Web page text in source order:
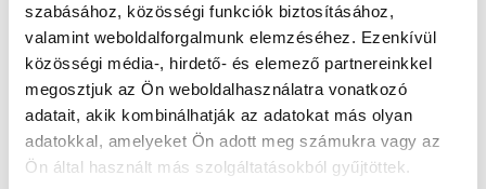
szabásához, közösségi funkciók biztosításához,
valamint weboldalforgalmunk elemzéséhez. Ezenkívül
közösségi média-, hirdető- és elemező partnereinkkel
megosztjuk az Ön weboldalhasználatra vonatkozó
adatait, akik kombinálhatják az adatokat más olyan
adatokkal, amelyeket Ön adott meg számukra vagy az
Ön által használt más szolgáltatásokból gyűjtöttek.
A tartós hőhullám miatt bevezetett
takarékossági intézkedések részeként módosul
a Pécsi Köztemető ügyfélszolgálatának
nyitvatartása: 2026. augusztus 3–8. között,
hétfőtől szombatig 12 óráig várják az ügyfeleket.
Tovább